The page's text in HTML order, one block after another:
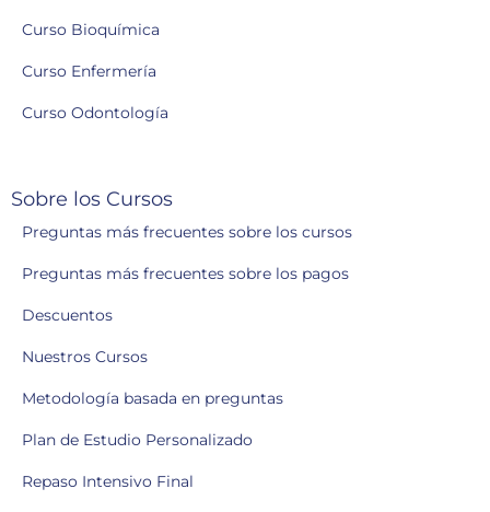
Curso Bioquímica
Curso Enfermería
Curso Odontología
Sobre los Cursos
Preguntas más frecuentes sobre los cursos
Preguntas más frecuentes sobre los pagos
Descuentos
Nuestros Cursos
Metodología basada en preguntas
Plan de Estudio Personalizado
Repaso Intensivo Final